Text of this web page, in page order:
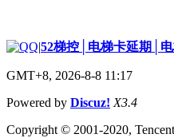
|52梯控│电梯卡延期│
GMT+8, 2026-8-8 11:17
Powered by Discuz! X3.4
Copyright © 2001-2020,